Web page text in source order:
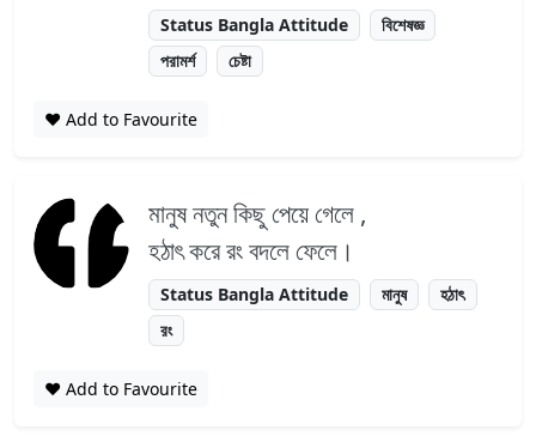
Status Bangla Attitude
বিশেষজ্ঞ
পরামর্শ
চেষ্টা
❤️ Add to Favourite
মানুষ নতুন কিছু পেয়ে গেলে ,
হঠাৎ করে রং বদলে ফেলে।
Status Bangla Attitude মানুষ
হঠাৎ
রং
❤️ Add to Favourite